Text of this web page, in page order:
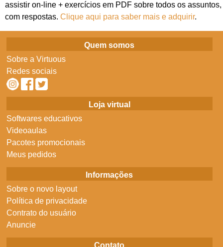
assistir on-line + exercícios em PDF sobre todos os assuntos,
com respostas. Clique aqui para saber mais e adquirir.
Quem somos
Sobre a Virtuous
Redes sociais
Loja virtual
Softwares educativos
Videoaulas
Pacotes promocionais
Meus pedidos
Informações
Sobre o novo layout
Política de privacidade
Contrato do usuário
Anuncie
Contato